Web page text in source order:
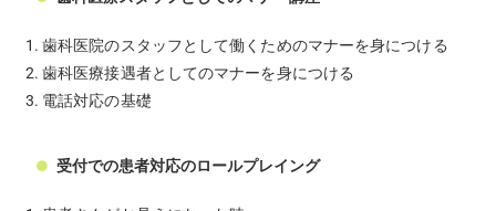
歯科医院のスタッフとして働くためのマナーを身につける
歯科医療接遇者としてのマナーを身につける
電話対応の基礎
受付での患者対応のロールプレイング